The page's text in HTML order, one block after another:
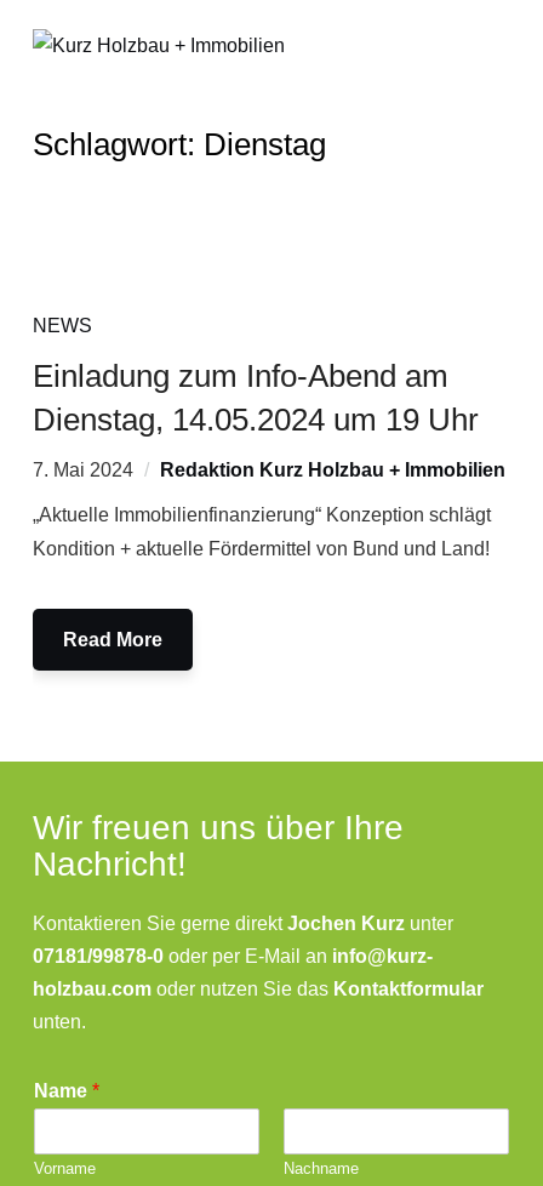
Schlagwort: Dienstag
NEWS
Einladung zum Info-Abend am
Dienstag, 14.05.2024 um 19 Uhr
7. Mai 2024 Redaktion Kurz Holzbau + Immobilien
„Aktuelle Immobilienfinanzierung“ Konzeption schlägt
Kondition + aktuelle Fördermittel von Bund und Land!
Read More
Wir freuen uns über Ihre
Nachricht!
Kontaktieren Sie gerne direktJochen Kurzunter
07181/99878-0oder per E-Mail an info@kurz-
holzbau.com oder nutzen Sie das Kontaktformular
unten.
Name *
Vorname Nachname